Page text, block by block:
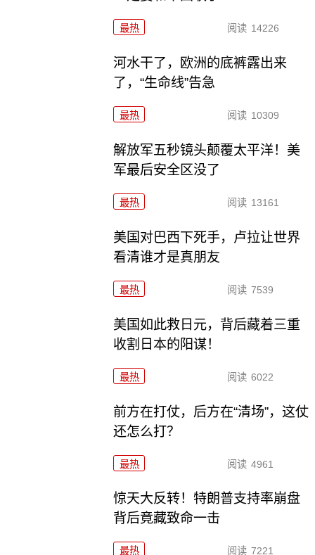
最热 阅读 14226
河水干了，欧洲的底裤露出来
了，“生命线”告急
最热 阅读 10309
解放军五秒镜头颠覆太平洋！美
军最后安全区没了
最热 阅读 13161
美国对巴西下死手，卢拉让世界
看清谁才是真朋友
最热 阅读 7539
美国如此救日元，背后藏着三重
收割日本的阳谋！
最热 阅读 6022
前方在打仗，后方在“清场”，这仗
还怎么打？
最热 阅读 4961
惊天大反转！特朗普支持率崩盘
背后竟藏致命一击
最热 阅读 7221